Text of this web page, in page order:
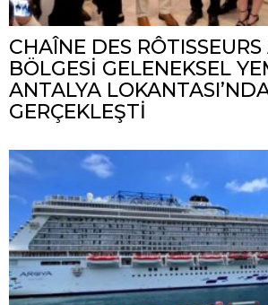
CHAÎNE DES
BÖLGESİ GELENEKSEL
ANTALYA
GERÇEKLEŞTİ